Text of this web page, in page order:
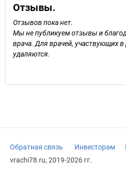
Отзывы.
Отзывов пока нет.
Мы не публикуем отзывы и
врача. Для врачей, участвующих
удаляются.
Обратная связь Инвесторам
vrachi78.ru, 2019-2026 гг.